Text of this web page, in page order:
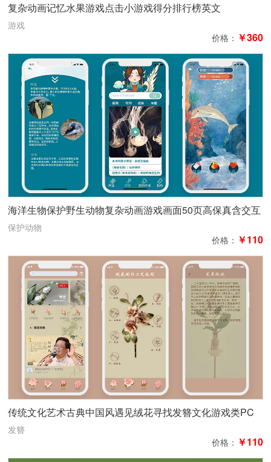
复杂动画记忆水果游戏点击小游戏得分排行榜英文
游戏
价格： ￥360
海洋生物保护野生动物复杂动画游戏画面50页高保真含交互
保护动物
价格： ￥110
传统文化艺术古典中国风遇见绒花寻找发簪文化游戏类PC
和移动
发簪
价格： ￥110